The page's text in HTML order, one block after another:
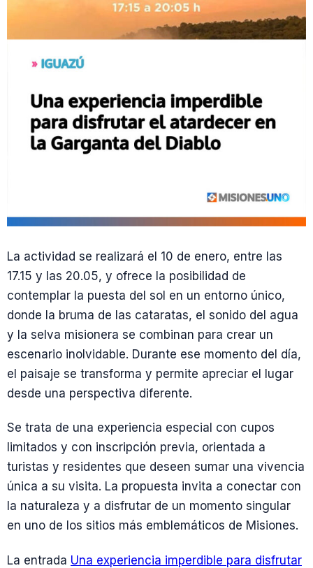
La actividad se realizará el 10 de enero, entre las
17.15 y las 20.05, y ofrece la posibilidad de
contemplar la puesta del sol en un entorno único,
donde la bruma de las cataratas, el sonido del agua
y la selva misionera se combinan para crear un
escenario inolvidable. Durante ese momento del día,
el paisaje se transforma y permite apreciar el lugar
desde una perspectiva diferente.
Se trata de una experiencia especial con cupos
limitados y con inscripción previa, orientada a
turistas y residentes que deseen sumar una vivencia
única a su visita. La propuesta invita a conectar con
la naturaleza y a disfrutar de un momento singular
en uno de los sitios más emblemáticos de Misiones.
La entrada Una experiencia imperdible para disfrutar